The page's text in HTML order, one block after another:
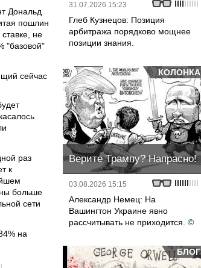
Дональд
пошлин
не
"базовой"
сейчас
раз
к
больше
сети
на
31.07.2026 15:23
Глеб Кузнецов: Позиция
арбитража порядково мощнее
позиции знания.
КОЛОНКА
Верите Трампу? Напрасно!
03.08.2026 15:15
Александр Немец: На
Вашингтон Украине явно
рассчитывать не приходится. ©
БЛОГ